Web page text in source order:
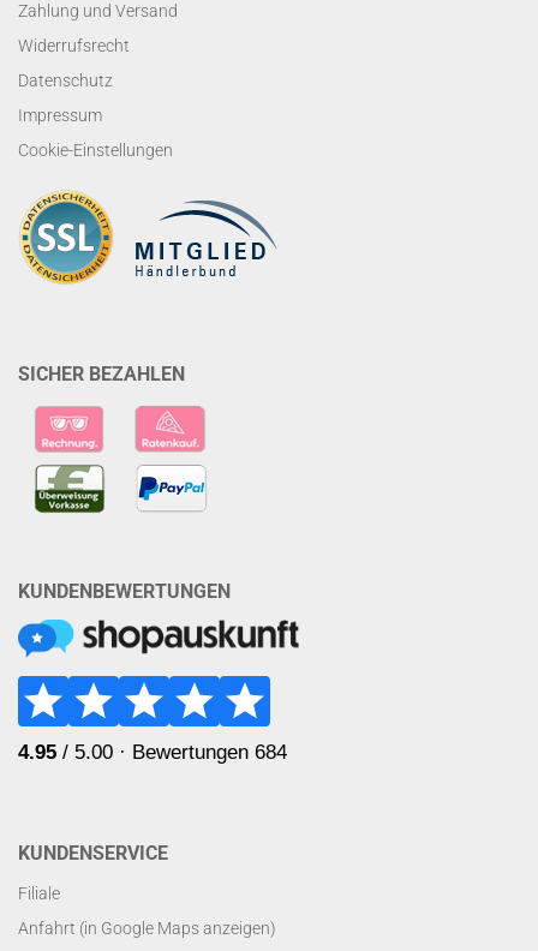
Zahlung und Versand
Widerrufsrecht
Datenschutz
Impressum
Cookie-Einstellungen
SICHER BEZAHLEN
KUNDENBEWERTUNGEN
KUNDENSERVICE
Filiale
Anfahrt (in Google Maps anzeigen)